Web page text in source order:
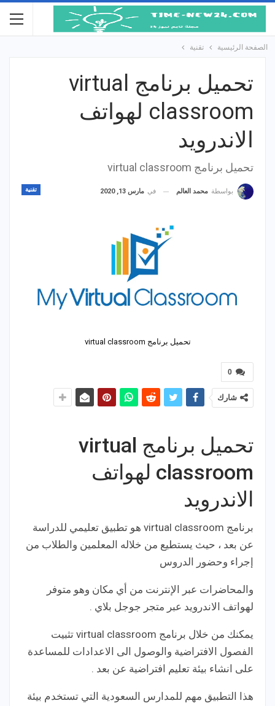
الصفحة الرئيسية تقنية
تحميل برنامج virtual
classroom لهواتف
الاندرويد
تحميل برنامج virtual classroom
تقنية بواسطة محمد العالم في مارس 13, 2020
تحميل برنامج virtual classroom
0
شارك
تحميل برنامج virtual
classroom لهواتف
الاندرويد
برنامج virtual classroom هو تطبيق تعليمي للدراسة
عن بعد ، حيث يستطيع من خلاله المعلمين والطلاب من
إجراء وحضور الدروس
والمحاضرات عبر الإنترنت من أي مكان وهو متوفر
لهواتف الاندرويد عبر متجر جوجل بلاي .
يمكنك من خلال برنامج virtual classroom تثبيت
الفصول الافتراضية والوصول الى الاعدادات للمساعدة
على انشاء بيئة تعليم افتراضية عن بعد .
هذا التطبيق مهم للمدارس السعودية التي تستخدم بيئة